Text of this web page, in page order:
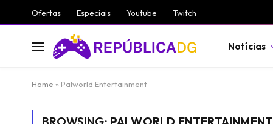
Ofertas Especiais Youtube Twitch
Notícias
Home » Palworld Entertainment